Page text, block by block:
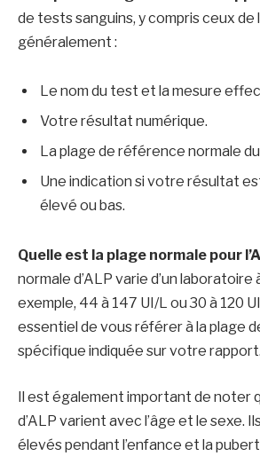
de tests sanguins, y compris ceux de
généralement :
Le nom du test et la mesure
Votre résultat numérique.
La plage de référence normale
Une indication si votre résultat
élevé ou bas.
Quelle est la plage normale pour
normale d’ALP varie d’un laboratoire
exemple, 44 à 147 UI/L ou 30 à 120
essentiel de vous référer à la plage
spécifique indiquée sur votre rapport.
Il est également important de noter
d’ALP varient avec l’âge et le sexe.
élevés pendant l’enfance et la